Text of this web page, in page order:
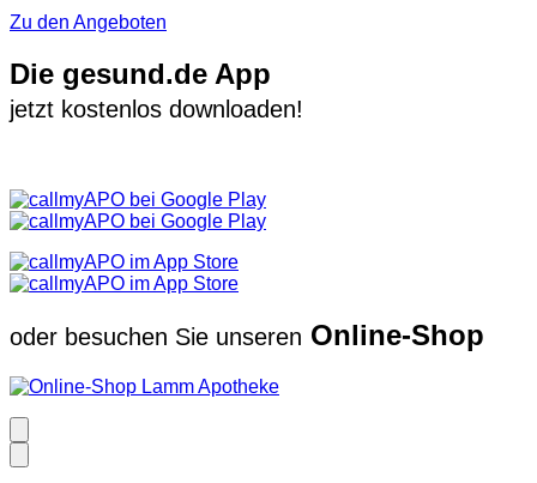
Zu den Angeboten
Die gesund.de App
jetzt kostenlos downloaden!
oder besuchen Sie unseren Online-Shop